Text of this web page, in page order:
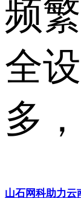
频
全
多
山石网科助力云